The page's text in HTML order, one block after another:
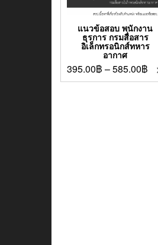
แนวข้อสอบ พนักงาน
ธุรการ กรมสื่อสาร
อิเล็กทรอนิกส์ทหาร
อากาศ
395.00฿ –585.00฿